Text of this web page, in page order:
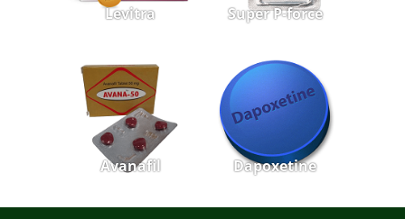
Levitra Super P-force
Avanafil Dapoxetine